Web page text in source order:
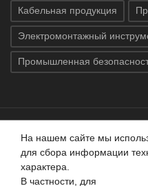
Кабельная продукция
Электромонтажный
Промышленная
Все права защищены ©
защищены.Использование
Данный сайт не является
На нашем сайте мы
для сбора информации
характера.
В частности, для